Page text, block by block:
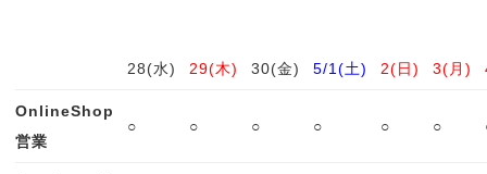
28(水) 29(木) 30(金) 5/1(土) 2(日) 3(月)
OnlineShop
営業
○ ○ ○ ○ ○ ○